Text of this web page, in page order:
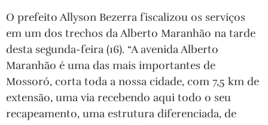
O prefeito Allyson Bezerra fiscalizou os serviços
em um dos trechos da Alberto Maranhão na tarde
desta segunda-feira (16). “A avenida Alberto
Maranhão é uma das mais importantes de
Mossoró, corta toda a nossa cidade, com 7,5 km de
extensão, uma via recebendo aqui todo o seu
recapeamento, uma estrutura diferenciada, de